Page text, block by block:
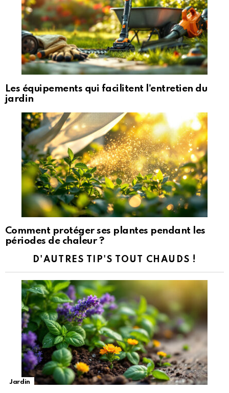
Les équipements qui facilitent l’entretien du
jardin
Comment protéger ses plantes pendant les
périodes de chaleur ?
D'AUTRES TIP'S TOUT CHAUDS !
Jardin